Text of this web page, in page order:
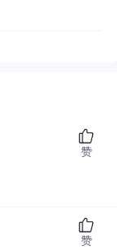
赞
赞